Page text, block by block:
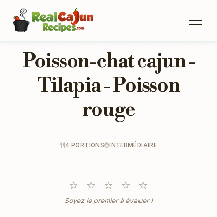
Poisson-chat cajun -
Tilapia - Poisson
rouge
4 PORTIONS INTERMÉDIAIRE
☆ ☆ ☆ ☆ ☆
Soyez le premier à évaluer !